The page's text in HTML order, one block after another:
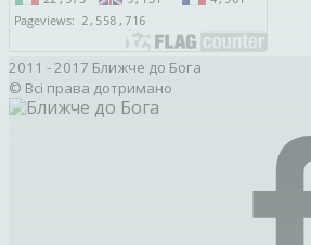
2011 - 2017 Ближче до Бога
© Всі права дотримано